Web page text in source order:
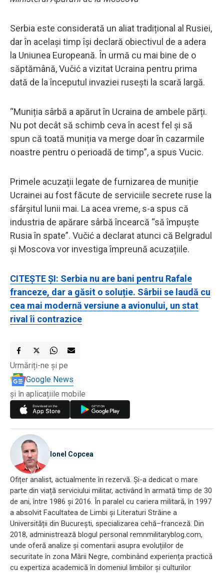
Serbia este considerată un aliat tradițional al Rusiei,
dar în același timp își declară obiectivul de a adera
la Uniunea Europeană. În urmă cu mai bine de o
săptămână, Vučić a vizitat Ucraina pentru prima
dată de la începutul invaziei rusești la scară largă.
“Muniția sârbă a apărut în Ucraina de ambele părți.
Nu pot decât să schimb ceva în acest fel și să
spun că toată muniția va merge doar în cazarmile
noastre pentru o perioadă de timp”, a spus Vucic.
Primele acuzații legate de furnizarea de muniție
Ucrainei au fost făcute de serviciile secrete ruse la
sfârșitul lunii mai. La acea vreme, s-a spus că
industria de apărare sârbă încearcă “să împuște
Rusia în spate”. Vučić a declarat atunci că Belgradul
și Moscova vor investiga împreună acuzațiile.
CITEȘTE ȘI: Serbia nu are bani pentru Rafale
franceze, dar a găsit o soluție. Sârbii se laudă cu
cea mai modernă versiune a avionului, un stat
rival îi contrazice
Urmăriți-ne și pe
Google News
și în aplicațiile mobile
Ionel Copcea
Ofițer analist, actualmente în rezervă. Și-a dedicat o mare
parte din viață serviciului militar, activând în armată timp de 30
de ani, între 1986 și 2016. În paralel cu cariera militară, în 1997
a absolvit Facultatea de Limbi și Literaturi Străine a
Universității din București, specializarea cehă–franceză. Din
2018, administrează blogul personal remnmilitaryblog.com,
unde oferă analize și comentarii asupra evoluțiilor de
securitate în zona Mării Negre, combinând experiența practică
cu expertiza academică în domeniul limbilor și culturilor